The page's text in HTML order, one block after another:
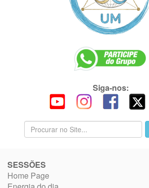
Siga-nos:
SESSÕES
Home Page